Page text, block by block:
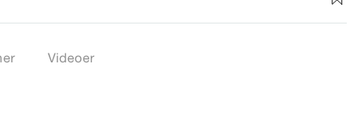
Videoer